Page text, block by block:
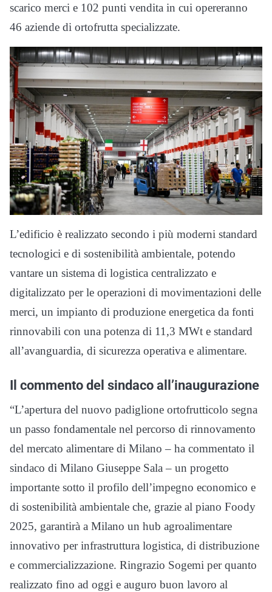
scarico merci e 102 punti vendita in cui opereranno
46 aziende di ortofrutta specializzate.
L’edificio è realizzato secondo i più moderni standard
tecnologici e di sostenibilità ambientale, potendo
vantare un sistema di logistica centralizzato e
digitalizzato per le operazioni di movimentazioni delle
merci, un impianto di produzione energetica da fonti
rinnovabili con una potenza di 11,3 MWt e standard
all’avanguardia, di sicurezza operativa e alimentare.
Il commento del sindaco all’inaugurazione
“L’apertura del nuovo padiglione ortofrutticolo segna
un passo fondamentale nel percorso di rinnovamento
del mercato alimentare di Milano – ha commentato il
sindaco di Milano Giuseppe Sala – un progetto
importante sotto il profilo dell’impegno economico e
di sostenibilità ambientale che, grazie al piano Foody
2025, garantirà a Milano un hub agroalimentare
innovativo per infrastruttura logistica, di distribuzione
e commercializzazione. Ringrazio Sogemi per quanto
realizzato fino ad oggi e auguro buon lavoro al